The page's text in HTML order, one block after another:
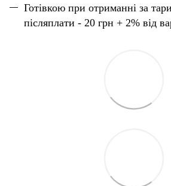
Готівкою при отриманні за
післяплати - 20 грн + 2% від